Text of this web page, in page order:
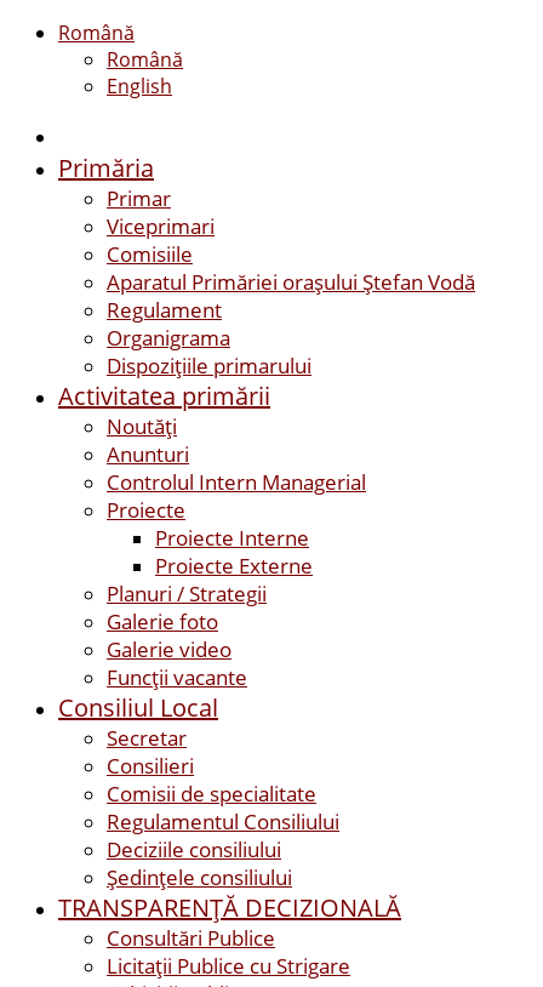
Română
Română
English
Primăria
Primar
Viceprimari
Comisiile
Aparatul Primăriei orașului Ștefan Vodă
Regulament
Organigrama
Dispozițiile primarului
Activitatea primării
Noutăți
Anunturi
Controlul Intern Managerial
Proiecte
Proiecte Interne
Proiecte Externe
Planuri / Strategii
Galerie foto
Galerie video
Funcții vacante
Consiliul Local
Secretar
Consilieri
Comisii de specialitate
Regulamentul Consiliului
Deciziile consiliului
Ședințele consiliului
TRANSPARENȚĂ DECIZIONALĂ
Consultări Publice
Licitații Publice cu Strigare